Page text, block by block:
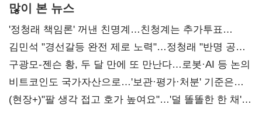
많이 본 뉴스
'정청래 책임론' 꺼낸 친명계…친청계는 추가투표
때리기
김민석 "경선갈등 완전 제로 노력"…정청래 "반명 공세
사과부터"
구광모-젠슨 황, 두 달 만에 또 만난다…로봇·AI 등 논의
비트코인도 국가자산으로…'보관·평가·처분' 기준은
숙제
(현장+)"팔 생각 접고 호가 높여요"…'덜 똘똘한 한 채'